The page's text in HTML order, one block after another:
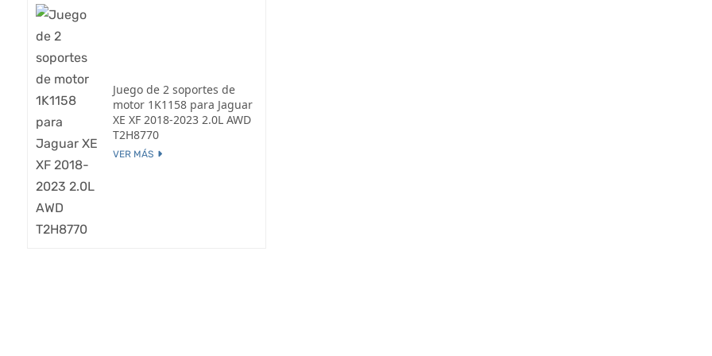
Juego de 2 soportes de
motor 1K1158 para Jaguar
XE XF 2018-2023 2.0L AWD
T2H8770
VER MÁS